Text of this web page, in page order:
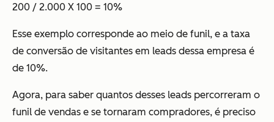
200 / 2.000 X 100 = 10%
Esse exemplo corresponde ao meio de funil, e a taxa
de conversão de visitantes em leads dessa empresa é
de 10%.
Agora, para saber quantos desses leads percorreram o
funil de vendas e se tornaram compradores, é preciso